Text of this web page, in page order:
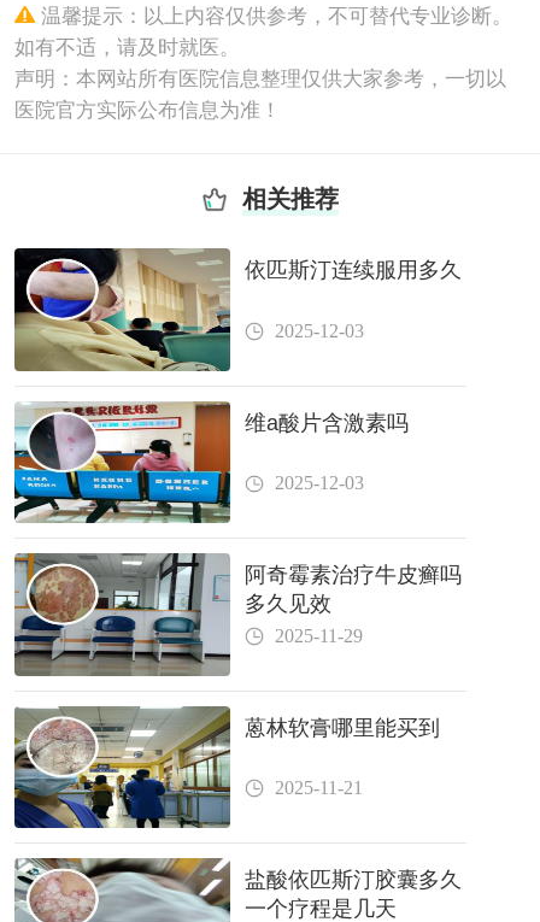
温馨提示：以上内容仅供参考，不可替代专业诊断。
如有不适，请及时就医。
声明：本网站所有医院信息整理仅供大家参考，一切以
医院官方实际公布信息为准！
相关推荐
依匹斯汀连续服用多久
2025-12-03
维a酸片含激素吗
2025-12-03
阿奇霉素治疗牛皮癣吗
多久见效
2025-11-29
蒽林软膏哪里能买到
2025-11-21
盐酸依匹斯汀胶囊多久
一个疗程是几天